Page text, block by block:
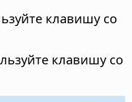
клавишу со
клавишу со